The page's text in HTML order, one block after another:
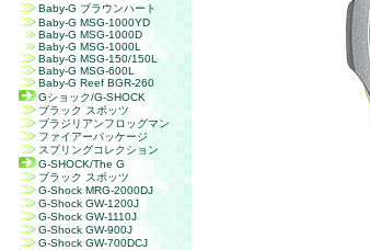
Baby-G ブラウンハート
Baby-G MSG-1000YD
Baby-G MSG-1000D
Baby-G MSG-1000L
Baby-G MSG-150/150L
Baby-G MSG-600L
Baby-G Reef BGR-260
Gショック/G-SHOCK
ブラック スポッツ
ブラジリアンフロッグマン
ファイアーパッケージ
スプリングコレクション
G-SHOCK/The G
ブラック スポッツ
G-Shock MRG-2000DJ
G-Shock GW-1200J
G-Shock GW-1110J
G-Shock GW-900J
G-Shock GW-700DCJ